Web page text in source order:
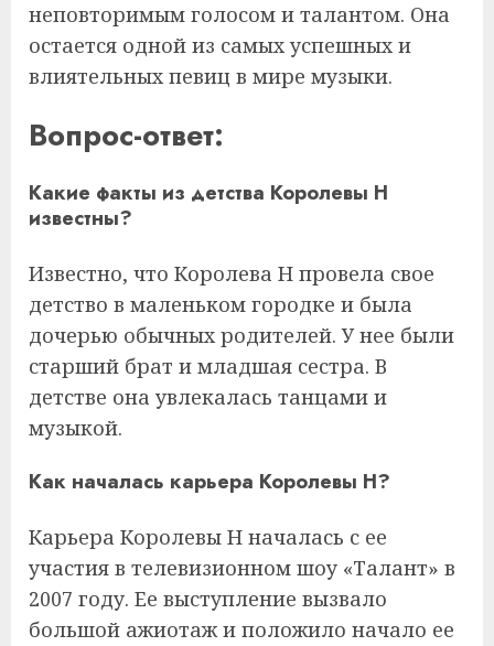
неповторимым голосом и талантом. Она
остается одной из самых успешных и
влиятельных певиц в мире музыки.
Вопрос-ответ:
Какие факты из детства Королевы Н
известны?
Известно, что Королева Н провела свое
детство в маленьком городке и была
дочерью обычных родителей. У нее были
старший брат и младшая сестра. В
детстве она увлекалась танцами и
музыкой.
Как началась карьера Королевы Н?
Карьера Королевы Н началась с ее
участия в телевизионном шоу «Талант» в
2007 году. Ее выступление вызвало
большой ажиотаж и положило начало ее